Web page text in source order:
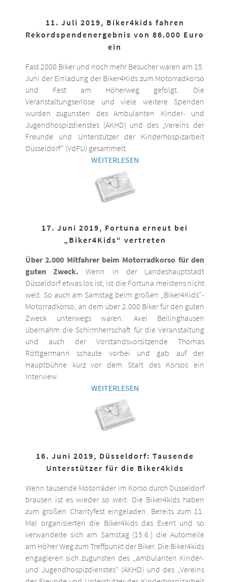
11. Juli 2019, Biker4kids fahren
Rekordspendenergebnis von 86.000 Euro
ein
Fast 2000 Biker und noch mehr Besucher waren am 15.
Juni der Einladung der Biker4Kids zum Motorradkorso
und Fest am Höherweg gefolgt. Die
Veranstaltungserlöse und viele weitere Spenden
wurden zugunsten des Ambulanten Kinder- und
Jugendhospizdienstes (AKHD) und des „Vereins der
Freunde und Unterstützer der Kinderhospizarbeit
Düsseldorf“ (VdFU) gesammelt.
WEITERLESEN
17. Juni 2019, Fortuna erneut bei
„Biker4Kids“ vertreten
Über 2.000 Mitfahrer beim Motorradkorso für den
guten Zweck. Wenn in der Landeshauptstadt
Düsseldorf etwas los ist, ist die Fortuna meistens nicht
weit. So auch am Samstag beim großen „Biker4Kids“-
Motorradkorso, an dem über 2.000 Biker für den guten
Zweck unterwegs waren. Axel Bellinghausen
übernahm die Schirmherrschaft für die Veranstaltung
und auch der Vorstandsvorsitzende Thomas
Röttgermann schaute vorbei und gab auf der
Hauptbühne kurz vor dem Start des Korsos ein
Interview.
WEITERLESEN
16. Juni 2019, Düsseldorf: Tausende
Unterstützer für die Biker4kids
Wenn tausende Motorräder im Korso durch Düsseldorf
brausen ist es wieder so weit: Die Biker4kids haben
zum großen Charityfest eingeladen. Bereits zum 11.
Mal organisierten die Biker4kids das Event und so
verwandelte sich am Samstag (15.6.) die Automeile
am Höher Weg zum Treffpunkt der Biker. Die Biker4kids
engagieren sich zugunsten des „ambulanten Kinder-
und Jugendhospizdienstes“ (AKHD) und des „Vereins